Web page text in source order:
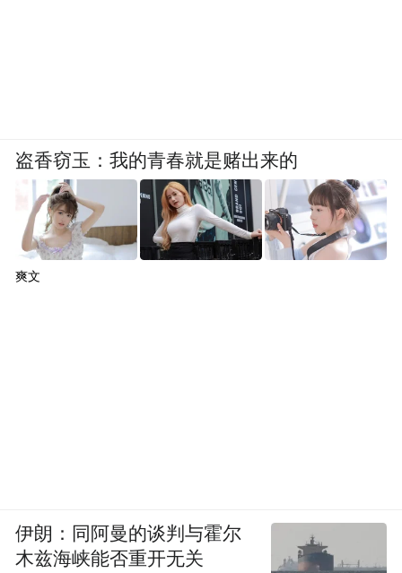
盗香窃玉：我的青春就是赌出来的
爽文
伊朗：同阿曼的谈判与霍尔
木兹海峡能否重开无关